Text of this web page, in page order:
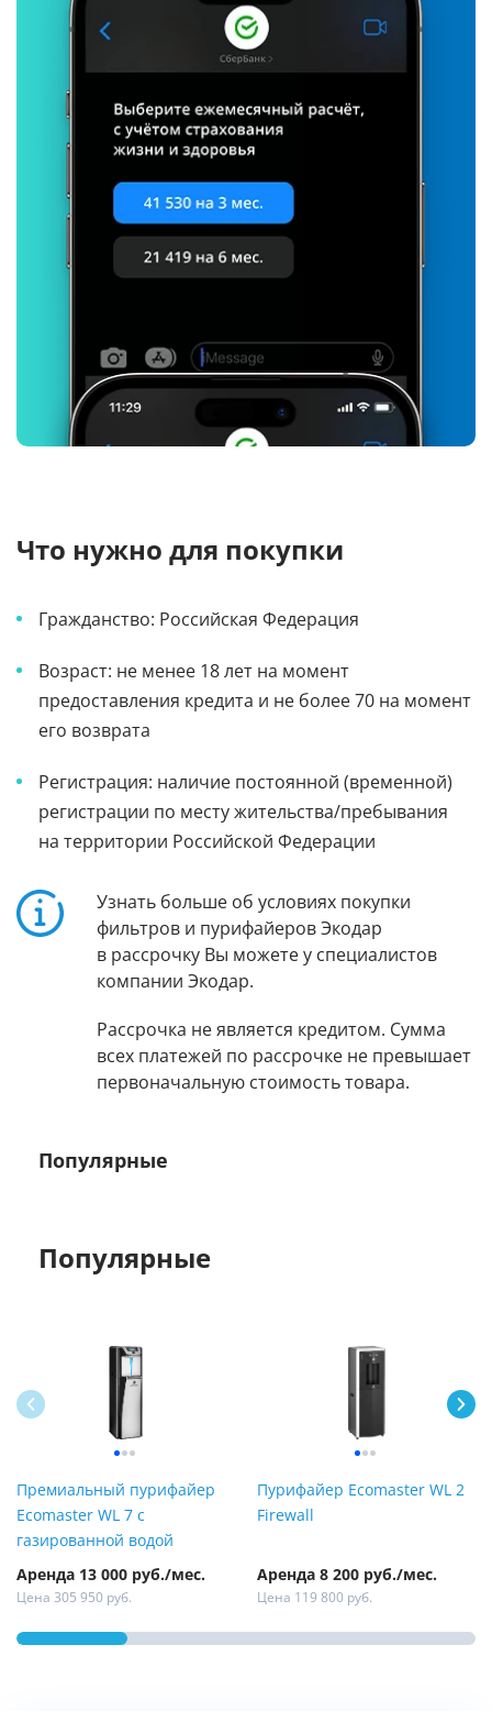
Что нужно для покупки
Гражданство: Российская Федерация
Возраст: не менее 18 лет на момент
предоставления кредита и не более 70 на момент
его возврата
Регистрация: наличие постоянной (временной)
регистрации по месту жительства/пребывания
на территории Российской Федерации
Узнать больше об условиях покупки
фильтров и пурифайеров Экодар
в рассрочку Вы можете у специалистов
компании Экодар.
Рассрочка не является кредитом. Сумма
всех платежей по рассрочке не превышает
первоначальную стоимость товара.
Популярные
Популярные
Премиальный пурифайер
Ecomaster WL 7 с
газированной водой
Аренда 13 000 руб./мес.
Цена 305 950 руб.
Пурифайер Ecomaster WL 2
Firewall
Аренда 8 200 руб./мес.
Цена 119 800 руб.